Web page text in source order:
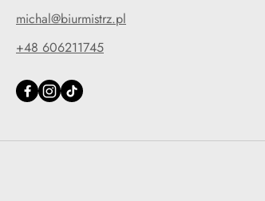
michal@biurmistrz.pl
+48 606211745